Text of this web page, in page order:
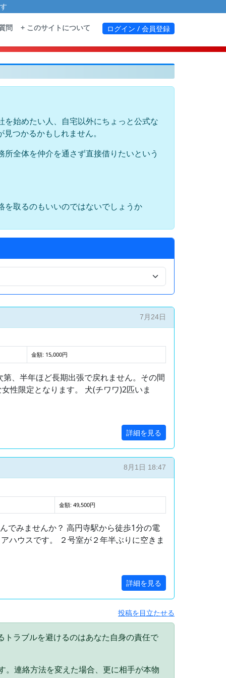
問 + このサイトについて ログイン / 会員登録
始めたい人、自宅以外にちょっと公式な
つかるかもしれません。
全体を仲介を通さず直接借りたいという
取るのもいいのではないでしょうか
7月24日
金額: 15,000円
、半年ほど長期出張で戻れません。その間
性限定となります。 犬(チワワ)2匹いま
詳細を見る
8月1日 18:47
金額: 49,500円
みませんか？ 高円寺駅から徒歩1分の電
ハウスです。 ２号室が２年半ぶりに空きま
詳細を見る
投稿を目立たせる
ラブルを避けるのはあなた自身の責任で
。連絡方法を変えた場合、更に相手が本物